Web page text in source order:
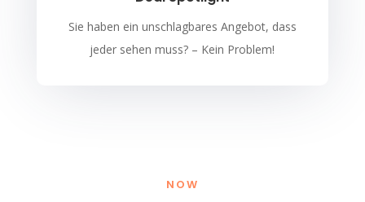
Sie haben ein unschlagbares Angebot, dass
jeder sehen muss? – Kein Problem!
NOW